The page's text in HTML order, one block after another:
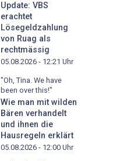
Update: VBS
erachtet
Lösegeldzahlung
von Ruag als
rechtmässig
05.08.2026 - 12:21 Uhr
"Oh, Tina. We have
been over this!"
Wie man mit wilden
Bären verhandelt
und ihnen die
Hausregeln erklärt
05.08.2026 - 12:00 Uhr